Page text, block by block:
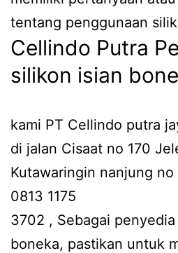
tentang penggunaan
Cellindo Putra
silikon isian
kami PT Cellindo putra
di jalan Cisaat no 170
Kutawaringin nanjung
0813 1175
3702 , Sebagai
boneka, pastikan untuk